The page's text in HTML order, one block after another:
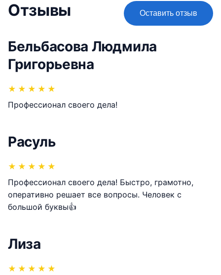
Отзывы Оставить отзыв
Бельбасова Людмила
Григорьевна
★ ★ ★ ★ ★
Профессионал своего дела!
Расуль
★ ★ ★ ★ ★
Профессионал своего дела! Быстро, грамотно,
оперативно решает все вопросы. Человек с
большой буквы👍
Лиза
★ ★ ★ ★ ★